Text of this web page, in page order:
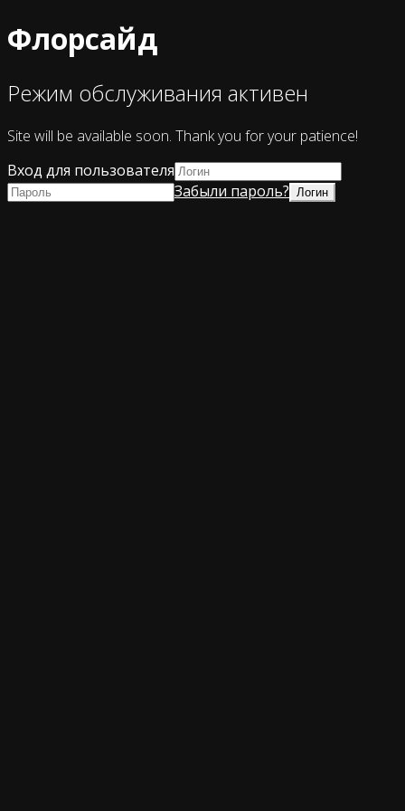
Флорсайд
Режим обслуживания активен
Site will be available soon. Thank you for your patience!
Вход для пользователя
Забыли пароль?